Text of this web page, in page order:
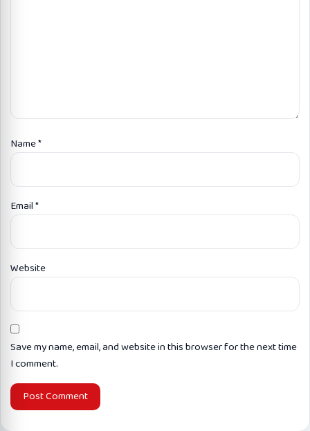
Name*
Email*
Website
Save my name, email, and website in this browser for the next time
I comment.